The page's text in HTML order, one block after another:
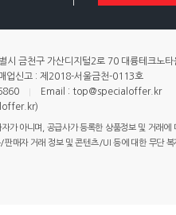
시 금천구 가산디지털2로 70 대륭테크노
업신고 : 제2018-서울금천-0113호
Email : top@specialoffer.kr
가 아니며, 공급사가 등록한 상품정보 및 거래
매자 거래 정보 및 콘텐츠/UI 등에 대한 무단